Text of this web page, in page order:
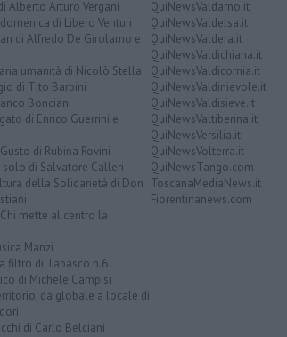
Alberto Arturo Vergani
di Libero Venturi
di Alfredo De Girolamo e
umanità di Nicolò Stella
di Tito Barbini
Bonciani
di Enrico Guerrini e
di Rubina Rovini
solo di Salvatore Calleri
della Solidarietà di Don
Chi mette al centro la
Manzi
filtro di Tabasco n.6
di Michele Campisi
da globale a locale di
di Carlo Belciani
QuiNewsValdarno.it
QuiNewsValdelsa.it
QuiNewsValdera.it
QuiNewsValdichiana.it
QuiNewsValdicornia.it
QuiNewsValdinievole.it
QuiNewsValdisieve.it
QuiNewsValtiberina.it
QuiNewsVersilia.it
QuiNewsVolterra.it
QuiNewsTango.com
ToscanaMediaNews.it
Fiorentinanews.com